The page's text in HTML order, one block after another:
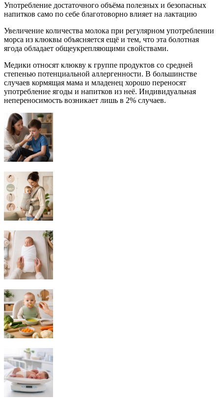
Употребление достаточного объёма полезных и безопасных
напитков само по себе благотоворно влияет на лактацию
Увеличение количества молока при регулярном употреблении
морса из клюквы объясняется ещё и тем, что эта болотная
ягода обладает общеукрепляющими свойствами.
Медики относят клюкву к группе продуктов со средней
степенью потенциальной аллергенности. В большинстве
случаев кормящая мама и младенец хорошо переносят
употребление ягоды и напитков из неё. Индивидуальная
непереносимость возникает лишь в 2% случаев.